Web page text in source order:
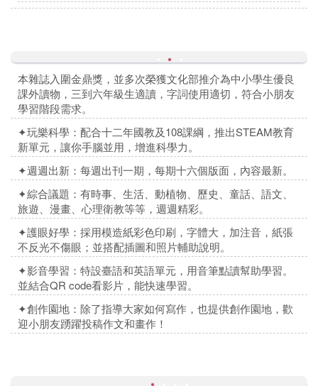
本雜誌入圍金鼎獎，並多次榮獲文化部推介為中小學生優良
課外讀物，三到六年級生適讀，字詞使用適切，符合小朋友
學習階段需求。
✦玩樂科學：配合十二年國教及108課綱，推出STEAM教育
新單元，讓你手腦並用，增進科學力。
✦週週出新：每週出刊一期，每期十六個版面，內容最新。
✦綜合議題：有時事、生活、動植物、歷史、童話、語文、
旅遊、漫畫、心理衛教等等，週週精彩。
✦護眼好學：採用模造紙彩色印刷，字體大，加注音，紙張
不反光不傷眼；並搭配插圖和照片輔助說明。
✦影音學習：特設臺語和英語單元，用音筆點讀幫助學習。
並結合QR code看影片，能快速學習。
✦創作園地：除了指導大家如何寫作，也提供創作園地，歡
迎小朋友踴躍投稿作文和畫作！